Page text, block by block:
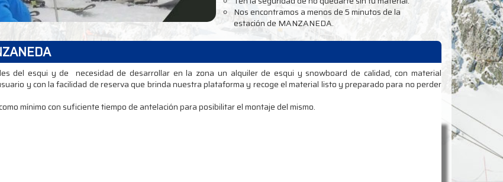
Nos encontramos a menos de 5 minutos de la
estación de MANZANEDA.
del esqui y de necesidad de desarrollar en la zona un alquiler de esqui y snowboard de calidad, con material
y con la facilidad de reserva que brinda nuestra plataforma y recoge el material listo y preparado para no perder
mínimo con suficiente tiempo de antelación para posibilitar el montaje del mismo.